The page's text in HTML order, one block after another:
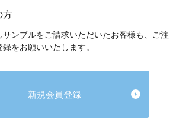
方
ンプルをご請求いただいたお客様も、ご注
をお願いいたします。
新規会員登録